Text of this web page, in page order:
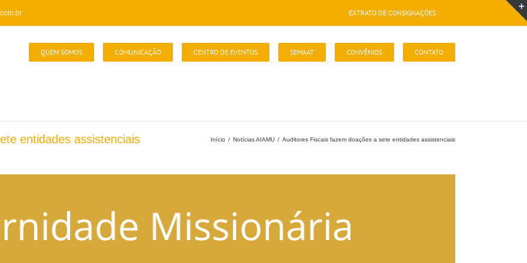
EXTRATO DE CONSIGNAÇÕES
QUEM SOMOS COMUNICAÇÃO CENTRO DE EVENTOS SEMAAT CONVÊNIOS CONTATO
entidades assistenciais Início / Notícias AIAMU / Auditores Fiscais fazem doações a sete entidades assistenciais